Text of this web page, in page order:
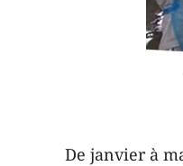
De janvier à